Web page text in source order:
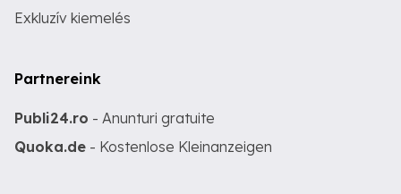
Exkluzív kiemelés
Partnereink
Publi24.ro - Anunturi gratuite
Quoka.de - Kostenlose Kleinanzeigen